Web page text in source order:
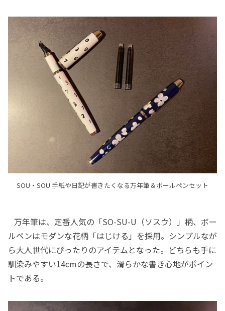
SOU・SOU 手紙や日記が書きたくなる万年筆＆ボールペンセット
万年筆は、定番人気の「SO-SU-U（ソスウ）」柄、ボー
ルペンはモダンな花柄「はじける」を採用。シンプルなが
ら大人世代にぴったりのアイテムとなった。どちらも手に
馴染みやすい14cmの長さで、滑らかな書き心地がポイン
トである。